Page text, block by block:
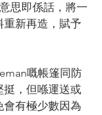
思即係話，將一
新再造，賦予
嘅帳篷同防
挺，但喺運送或
有極少數因為